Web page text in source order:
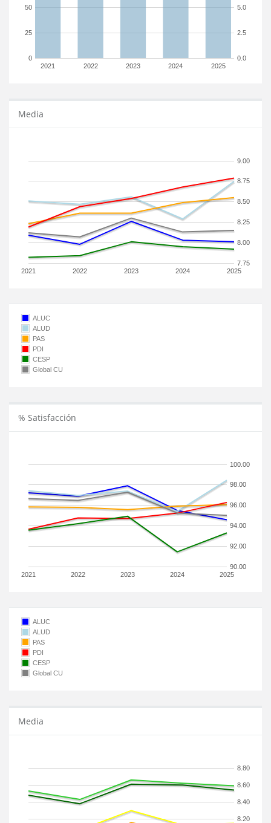
2021 2022 2023 2024 2025
0
25
50
0.0
2.5
5.0
Media
2021 2022 2023 2024 2025
7.75
8.00
8.25
8.50
8.75
9.00
ALUC
ALUD
PAS
PDI
CESP
Global CU
% Satisfacción
2021 2022 2023 2024 2025
90.00
92.00
94.00
96.00
98.00
100.00
ALUC
ALUD
PAS
PDI
CESP
Global CU
Media
8.20
8.40
8.60
8.80